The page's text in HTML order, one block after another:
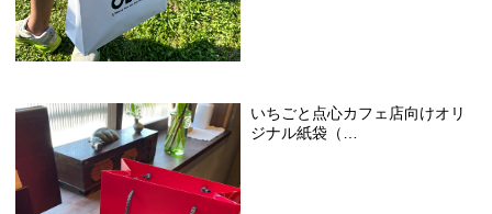
いちごと点心カフェ店向けオリ
ジナル紙袋（…